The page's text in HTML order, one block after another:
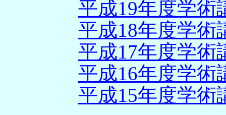
平成19年度学
平成18年度学
平成17年度学
平成16年度学
平成15年度学